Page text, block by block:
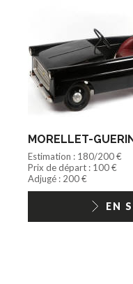
Action Figure
Peluche
Disque
Agricole
Documentation
Train HO
Playmobil/Lego
Barbie/Big Jim
Jouets Fast Food
Trading cards
1/18ème moderne
MORELLET-
Estimation : 180/200 €
Prix de départ : 100 €
Adjugé : 200 €
EN